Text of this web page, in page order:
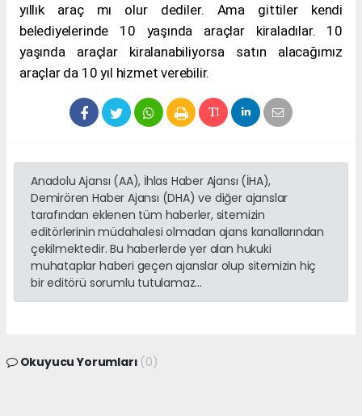
yıllık araç mı olur dediler. Ama gittiler kendi
belediyelerinde 10 yaşında araçlar kiraladılar. 10
yaşında araçlar kiralanabiliyorsa satın alacağımız
araçlar da 10 yıl hizmet verebilir.
Anadolu Ajansı (AA), İhlas Haber Ajansı (İHA),
Demirören Haber Ajansı (DHA) ve diğer ajanslar
tarafından eklenen tüm haberler, sitemizin
editörlerinin müdahalesi olmadan ajans kanallarından
çekilmektedir. Bu haberlerde yer alan hukuki
muhataplar haberi geçen ajanslar olup sitemizin hiç
bir editörü sorumlu tutulamaz...
Okuyucu Yorumları (0)